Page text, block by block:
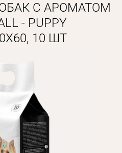
доставка
С АРОМАТОМ
- PUPPY
10 ШТ